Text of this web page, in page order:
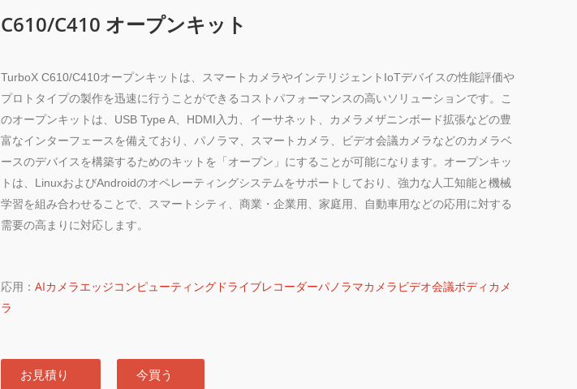
C610/C410 オープンキット
TurboX C610/C410オープンキットは、スマートカメラやインテリジェントIoTデバイスの性能評価や
プロトタイプの製作を迅速に行うことができるコストパフォーマンスの高いソリューションです。こ
のオープンキットは、USB Type A、HDMI入力、イーサネット、カメラメザニンボード拡張などの豊
富なインターフェースを備えており、パノラマ、スマートカメラ、ビデオ会議カメラなどのカメラベ
ースのデバイスを構築するためのキットを「オープン」にすることが可能になります。オープンキッ
トは、LinuxおよびAndroidのオペレーティングシステムをサポートしており、強力な人工知能と機械
学習を組み合わせることで、スマートシティ、商業・企業用、家庭用、自動車用などの応用に対する
需要の高まりに対応します。
応用： AIカメラエッジコンピューティングドライブレコーダーパノラマカメラ ビデオ会議ボディカメ
ラ
お見積り 今買う